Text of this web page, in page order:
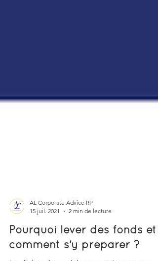
AL Corporate Advice RP
15 juil. 2021
2 min de lecture